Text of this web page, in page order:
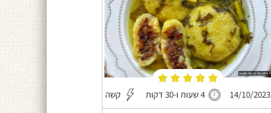
14/10/2023 4 שעות ו-30 דקות קשה